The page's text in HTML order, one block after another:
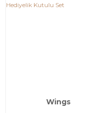
Wings